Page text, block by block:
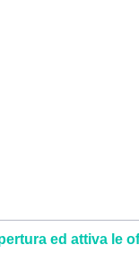
ed attiva le